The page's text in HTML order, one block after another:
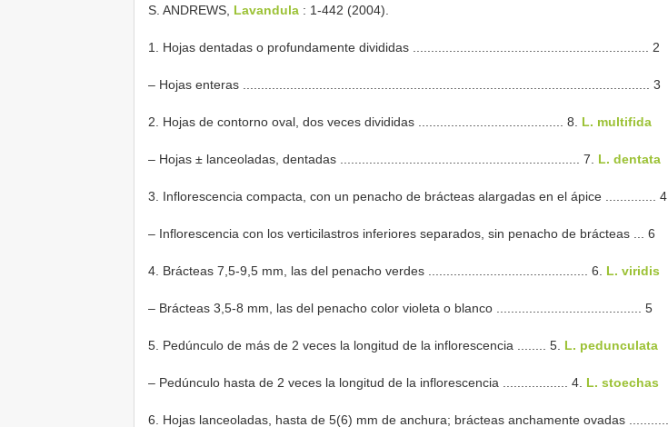
S. ANDREWS, Lavandula : 1-442 (2004).
1. Hojas dentadas o profundamente divididas ................................................................. 2
– Hojas enteras ................................................................................................................ 3
2. Hojas de contorno oval, dos veces divididas ........................................ 8. L. multifida
– Hojas ± lanceoladas, dentadas .................................................................. 7. L. dentata
3. Inflorescencia compacta, con un penacho de brácteas alargadas en el ápice .............. 4
– Inflorescencia con los verticilastros inferiores separados, sin penacho de brácteas ... 6
4. Brácteas 7,5-9,5 mm, las del penacho verdes ............................................ 6. L. viridis
– Brácteas 3,5-8 mm, las del penacho color violeta o blanco ........................................ 5
5. Pedúnculo de más de 2 veces la longitud de la inflorescencia ........ 5. L. pedunculata
– Pedúnculo hasta de 2 veces la longitud de la inflorescencia .................. 4. L. stoechas
6. Hojas lanceoladas, hasta de 5(6) mm de anchura; brácteas anchamente ovadas ...........